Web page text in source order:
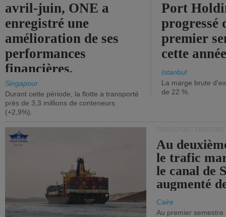
avril-juin, ONE a
enregistré une
amélioration de ses
performances
financières.
Singapour
Durant cette période, la flotte a transporté
près de 3,3 millions de conteneurs
(+2,9%).
Port
progressé
premier
cette
Istanbul
La marge brute
de 22 %.
Au
le trafic
le canal de
augmenté
Caire
Au premier